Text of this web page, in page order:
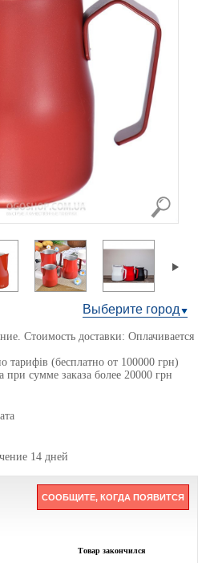
Выберите город
Стоимость доставки: Оплачивается
тарифів (бесплатно от 100000 грн)
при сумме заказа более 20000 грн
14 дней
СООБЩИТЕ, КОГДА ПОЯВИТСЯ
Товар закончился